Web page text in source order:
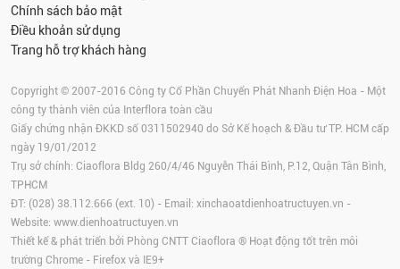
Chính sách bảo mật
Điều khoản sử dụng
Trang hỗ trợ khách hàng
Copyright © 2007-2016 Công ty Cổ Phần Chuyển Phát Nhanh Điện Hoa - Một
công ty thành viên của Interflora toàn cầu
Giấy chứng nhận ĐKKD số 0311502940 do Sở Kế hoạch & Đầu tư TP. HCM cấp
ngày 19/01/2012
Trụ sở chính: Ciaoflora Bldg 260/4/46 Nguyễn Thái Bình, P.12, Quận Tân Bình,
TPHCM
ĐT: (028) 38.112.666 (ext. 10) - Email: xinchaoatdienhoatructuyen.vn -
Website: www.dienhoatructuyen.vn
Thiết kế & phát triển bởi Phòng CNTT Ciaoflora ® Hoạt động tốt trên môi
trường Chrome - Firefox và IE9+